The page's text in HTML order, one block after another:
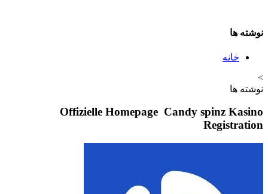
نوشته ها
خانه
>
نوشته ها
Offizielle Homepage ️ Candy spinz Kasino
Registration